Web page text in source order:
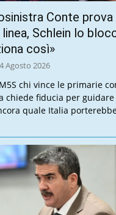
Conte prova
Schlein lo
così»
4 Agosto 2026
chi vince le primarie
chiede fiducia per guidare
quale Italia